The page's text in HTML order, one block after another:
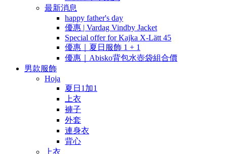
最新消息
happy father's day
優惠 | Vardag Vindby Jacket
Special offer for Kajka X-Lätt 45
優惠｜夏日服飾 1 + 1
優惠｜Abisko背包水壺袋組合價
男款服飾
Hoja
夏日1加1
上衣
褲子
外套
連身衣
背心
上衣